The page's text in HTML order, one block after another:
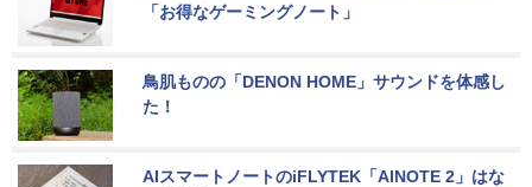
「お得なゲーミングノート」
鳥肌ものの「DENON HOME」サウンドを体感し
た！
AIスマートノートのiFLYTEK「AINOTE 2」はな